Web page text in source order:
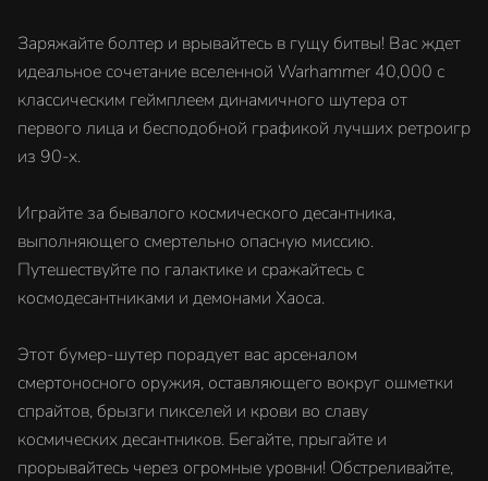
Заряжайте болтер и врывайтесь в гущу битвы! Вас ждет
идеальное сочетание вселенной Warhammer 40,000 с
классическим геймплеем динамичного шутера от
первого лица и бесподобной графикой лучших ретроигр
из 90-х.
Играйте за бывалого космического десантника,
выполняющего смертельно опасную миссию.
Путешествуйте по галактике и сражайтесь с
космодесантниками и демонами Хаоса.
Этот бумер-шутер порадует вас арсеналом
смертоносного оружия, оставляющего вокруг ошметки
спрайтов, брызги пикселей и крови во славу
космических десантников. Бегайте, прыгайте и
прорывайтесь через огромные уровни! Обстреливайте,